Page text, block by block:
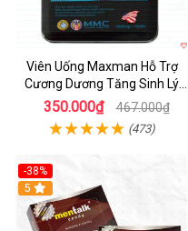
Viên Uống Maxman Hỗ Trợ
Cương Dương Tăng Sinh Lý
Mạnh Mẽ Hộp 10 Viên
350.000₫ 467.000₫
(473)
-38%
5